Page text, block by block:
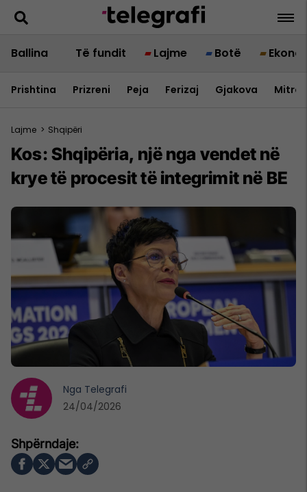
Ballina Të fundit Lajme Botë
Prishtina Prizreni Peja Ferizaj Gjakova
Lajme > Shqipëri
Kos: Shqipëria, një nga vendet në
krye të procesit të integrimit në BE
Nga Telegrafi
24/04/2026